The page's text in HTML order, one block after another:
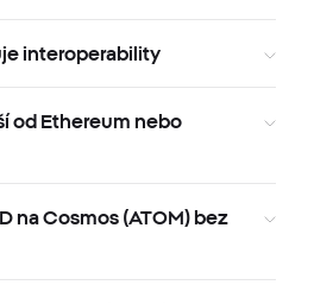
interoperability
od Ethereum nebo
na Cosmos (ATOM) bez